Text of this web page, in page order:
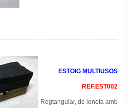
ESTOIG MULTIUSOS
REF.EST002
Regtangular, de loneta amb